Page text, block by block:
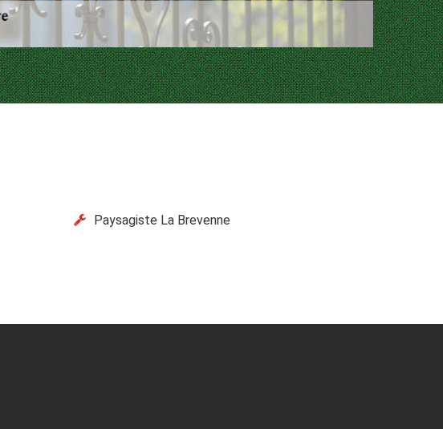
Paysagiste La Brevenne